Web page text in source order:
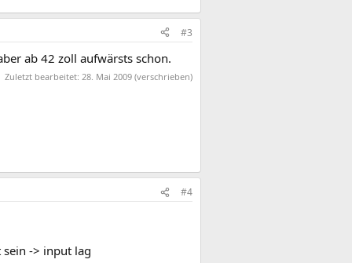
#3
ab 42 zoll aufwärsts schon.
Zuletzt bearbeitet: 28. Mai 2009 (verschrieben)
#4
-> input lag